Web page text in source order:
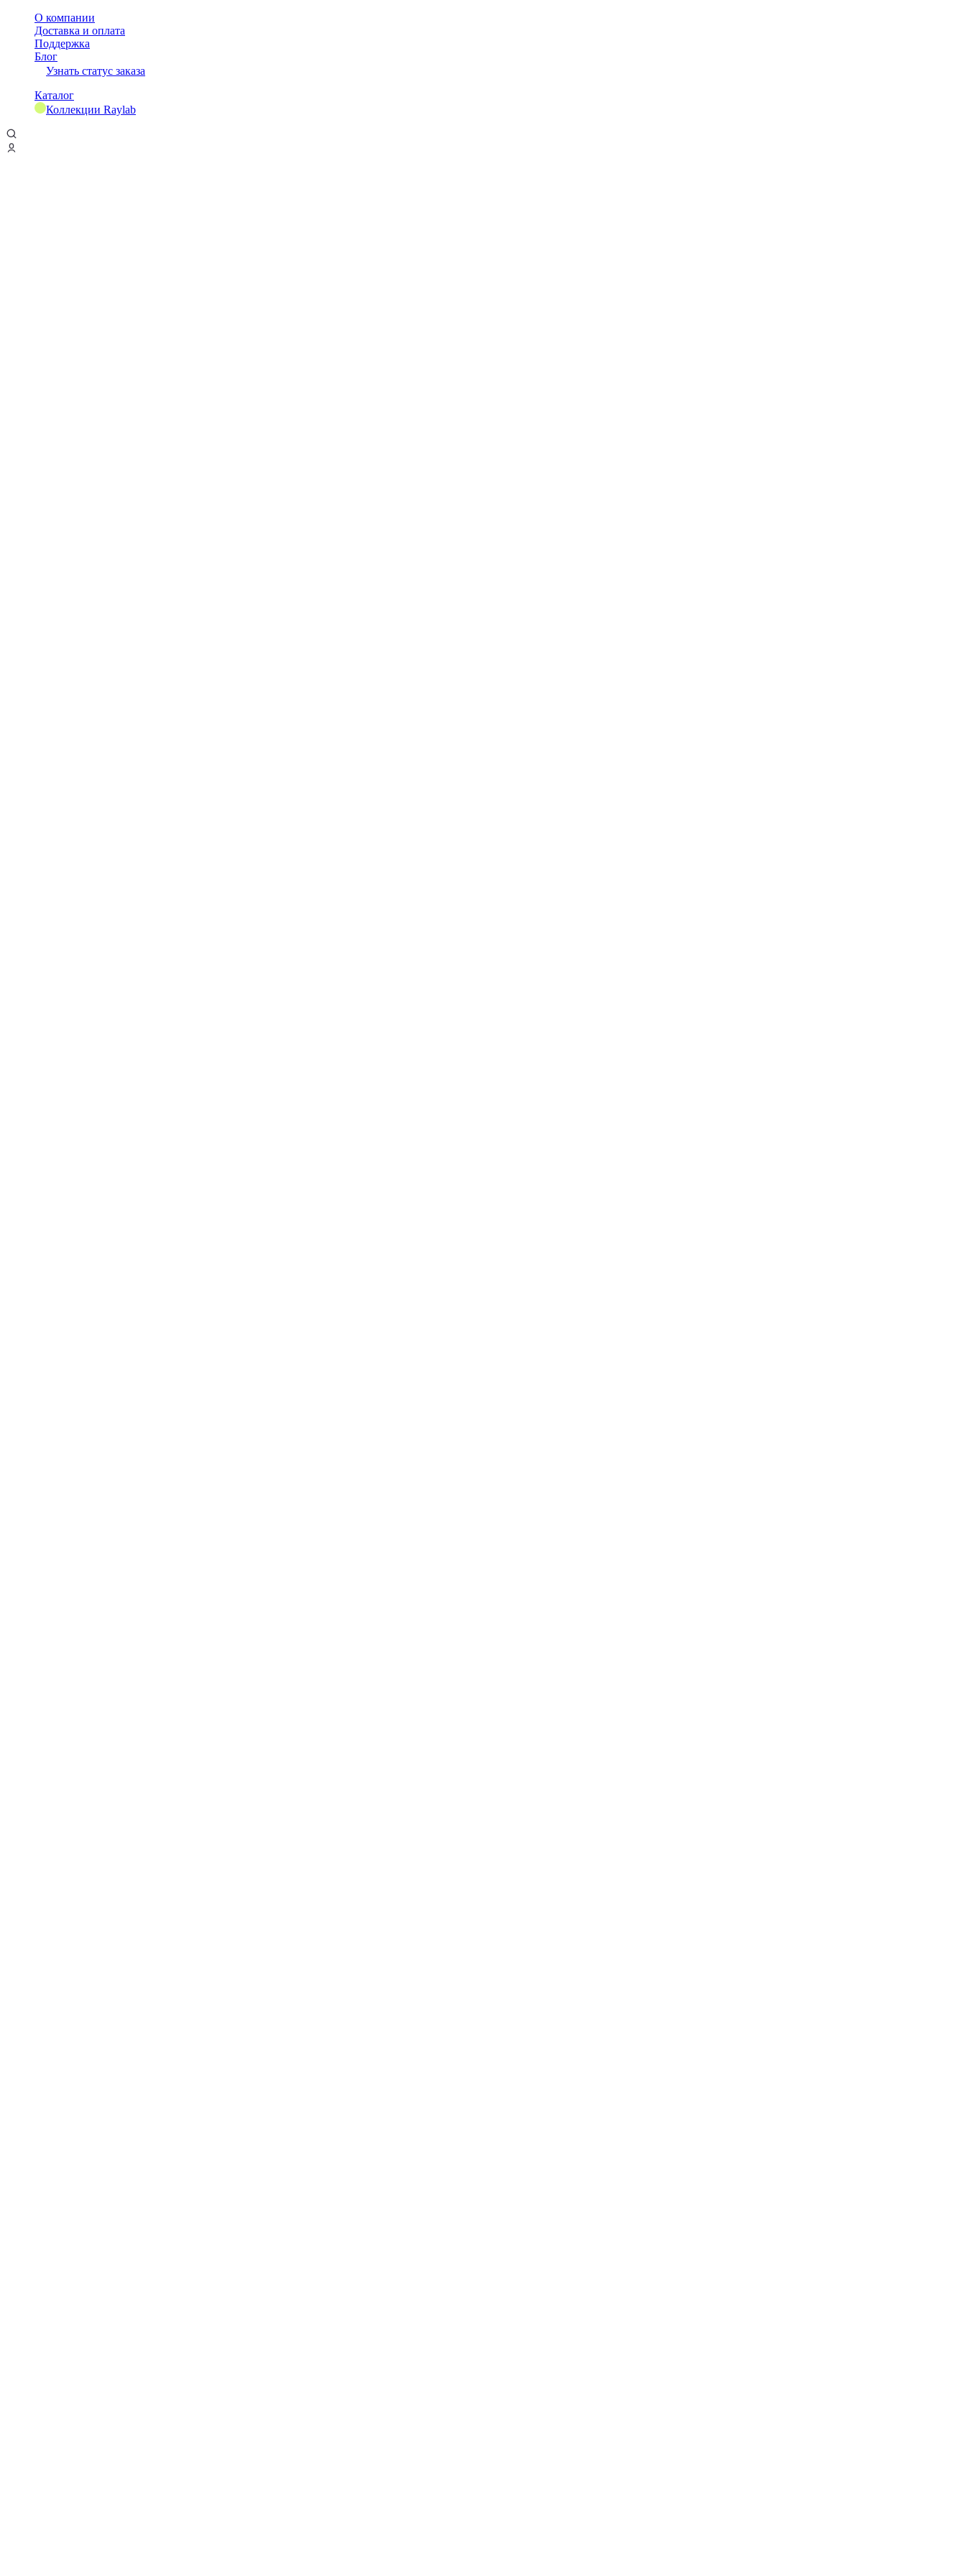
О компании
Доставка и оплата
Поддержка
Блог
Узнать статус заказа
Каталог
Коллекции Raylab